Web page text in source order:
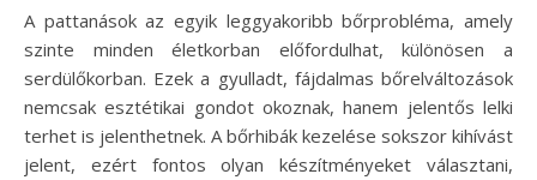
A pattanások az egyik leggyakoribb bőrprobléma, amely
szinte minden életkorban előfordulhat, különösen a
serdülőkorban. Ezek a gyulladt, fájdalmas bőrelváltozások
nemcsak esztétikai gondot okoznak, hanem jelentős lelki
terhet is jelenthetnek. A bőrhibák kezelése sokszor kihívást
jelent, ezért fontos olyan készítményeket választani,